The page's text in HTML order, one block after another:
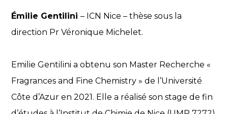
Émilie Gentilini– ICN Nice – thèse sous la
direction Pr Véronique Michelet.
Emilie Gentilini a obtenu son Master Recherche «
Fragrances and Fine Chemistry » de l’Université
Côte d’Azur en 2021. Elle a réalisé son stage de fin